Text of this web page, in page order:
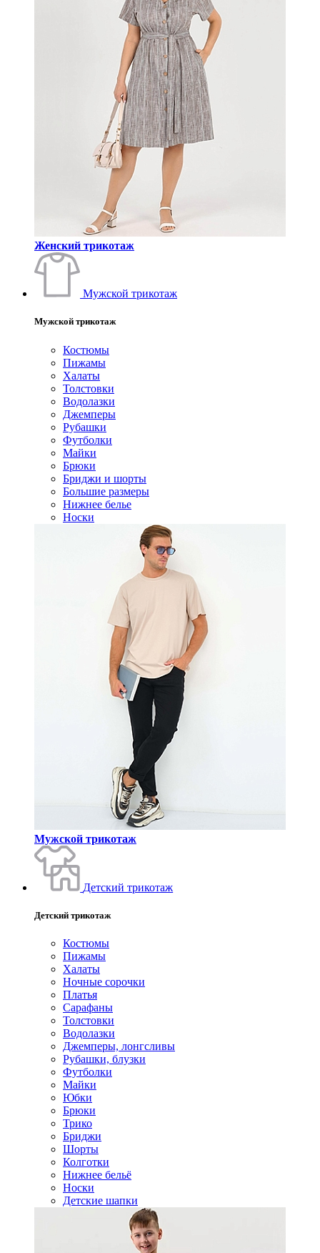
Женский трикотаж
Мужской трикотаж
Мужской трикотаж
Костюмы
Пижамы
Халаты
Толстовки
Водолазки
Джемперы
Рубашки
Футболки
Майки
Брюки
Бриджи и шорты
Большие размеры
Нижнее белье
Носки
Мужской трикотаж
Детский трикотаж
Детский трикотаж
Костюмы
Пижамы
Халаты
Ночные сорочки
Платья
Сарафаны
Толстовки
Водолазки
Джемперы, лонгсливы
Рубашки, блузки
Футболки
Майки
Юбки
Брюки
Трико
Бриджи
Шорты
Колготки
Нижнее бельё
Носки
Детские шапки